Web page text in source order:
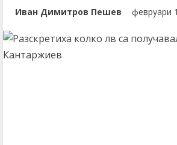
Иван Димитров Пешев февруари